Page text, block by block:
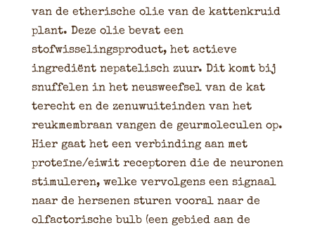
van de etherische olie van de kattenkruid
plant. Deze olie bevat een
stofwisselingsproduct, het actieve
ingrediënt nepatelisch zuur. Dit komt bij
snuffelen in het neusweefsel van de kat
terecht en de zenuwuiteinden van het
reukmembraan vangen de geurmoleculen op.
Hier gaat het een verbinding aan met
proteïne/eiwit receptoren die de neuronen
stimuleren, welke vervolgens een signaal
naar de hersenen sturen vooral naar de
olfactorische bulb (een gebied aan de